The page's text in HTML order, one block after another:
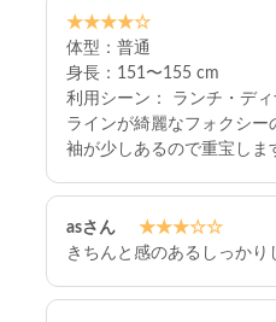
★★★★☆
体型：普通
身長：151〜155 cm
利用シーン： ランチ・ディ
ラインが綺麗なフォクシー
袖が少しあるので重宝しま
asさん
★★★☆☆
きちんと感のあるしっかり